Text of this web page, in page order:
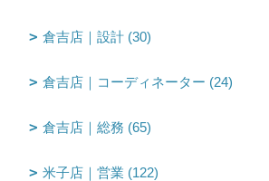
倉吉店｜設計 (30)
倉吉店｜コーディネーター (24)
倉吉店｜総務 (65)
米子店｜営業 (122)